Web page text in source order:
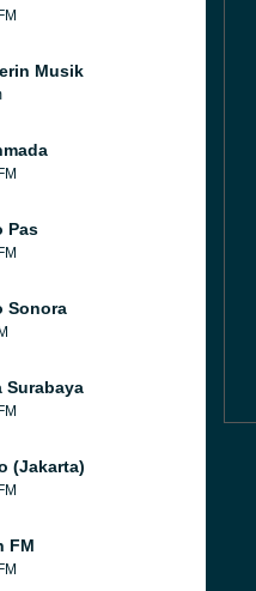
Musik
Pas
Sonora
Surabaya
(Jakarta)
FM